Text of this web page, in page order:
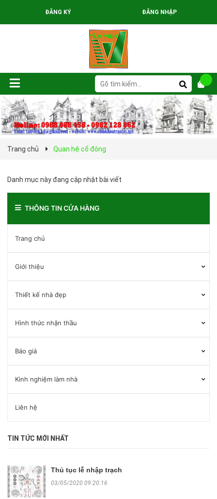
ĐĂNG KÝ ĐĂNG NHẬP
Trang chủ Quan hệ cổ đông
THÔNG TIN CỬA HÀNG
Trang chủ
Giới thiệu
Thiết kế nhà đẹp
Hình thức nhận thầu
Báo giá
Kinh nghiệm làm nhà
Liên hệ
TIN TỨC MỚI NHẤT
Thủ tục lễ nhập trạch
03/05/2020 09:20:16
Danh mục này đang cập nhật bài viết